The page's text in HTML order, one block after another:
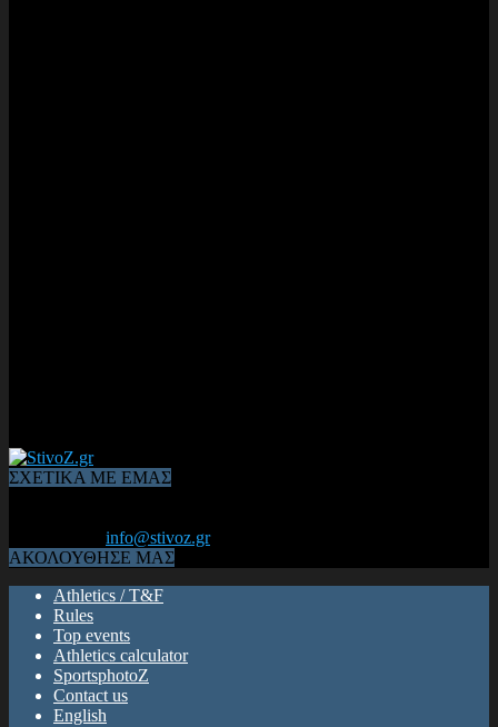
ΣΧΕΤΙΚΑ ΜΕ ΕΜΑΣ
info@stivoz.gr
ΑΚΟΛΟΥΘΗΣΕ ΜΑΣ
Athletics / T&F
Rules
Top events
Athletics calculator
SportsphotoZ
Contact us
English